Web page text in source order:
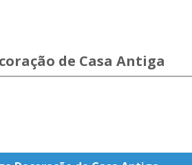
de Casa Antiga